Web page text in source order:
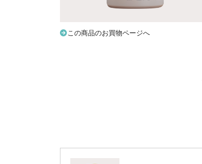
この商品のお買物ページへ